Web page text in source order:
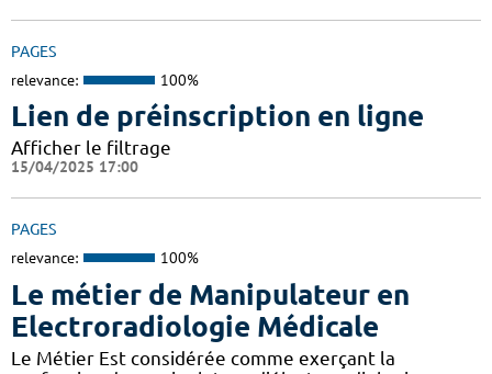
PAGES
relevance: 100%
Lien de préinscription en ligne
Afficher le filtrage
15/04/2025 17:00
PAGES
relevance: 100%
Le métier de Manipulateur en
Electroradiologie Médicale
Le Métier Est considérée comme exerçant la